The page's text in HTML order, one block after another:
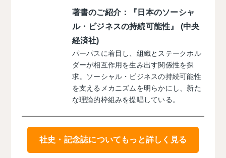
著書のご紹介：『日本のソーシャ
ル・ビジネスの持続可能性』 (中央
経済社)
パーパスに着目し、組織とステークホル
ダーが相互作用を生み出す関係性を探
求。ソーシャル・ビジネスの持続可能性
を支えるメカニズムを明らかにし、新た
な理論的枠組みを提唱している。
社史・記念誌についてもっと詳しく見る